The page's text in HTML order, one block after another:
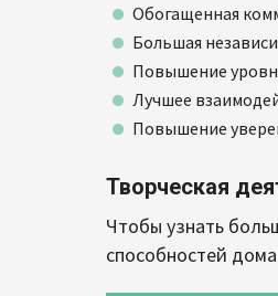
Обогащенная
Большая
Повышение
Лучшее
Повышение
Творческая
Чтобы узнать
способностей